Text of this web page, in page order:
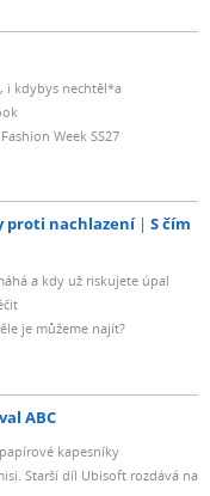
i kdybys nechtěl*a
Week SS27
proti nachlazení
S čím
a kdy už riskujete úpal
je můžeme najít?
ABC
kapesníky
Starší díl Ubisoft rozdává na